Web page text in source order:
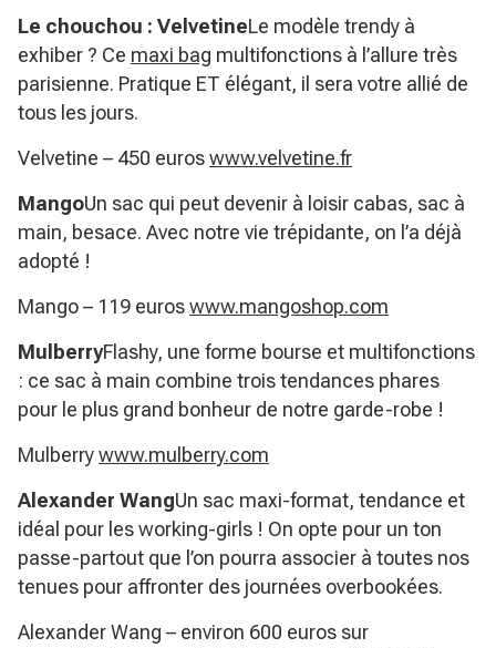
Le chouchou : VelvetineLe modèle trendy à
exhiber ? Ce maxi bag multifonctions à l’allure très
parisienne. Pratique ET élégant, il sera votre allié de
tous les jours.
Velvetine – 450 euroswww.velvetine.fr
MangoUn sac qui peut devenir à loisir cabas, sac à
main, besace. Avec notre vie trépidante, on l’a déjà
adopté !
Mango – 119 euroswww.mangoshop.com
MulberryFlashy, une forme bourse et multifonctions
: ce sac à main combine trois tendances phares
pour le plus grand bonheur de notre garde-robe !
Mulberrywww.mulberry.com
Alexander WangUn sac maxi-format, tendance et
idéal pour les working-girls ! On opte pour un ton
passe-partout que l’on pourra associer à toutes nos
tenues pour affronter des journées overbookées.
Alexander Wang – environ 600 euros sur